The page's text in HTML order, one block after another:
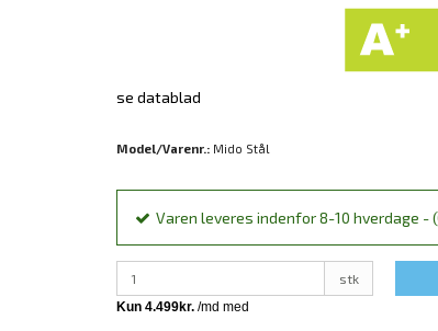
se datablad
Model/Varenr.: Mido Stål
Varen leveres indenfor 8-10 hverdage -
stk